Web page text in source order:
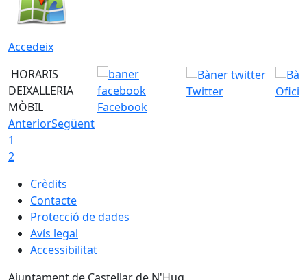
Accedeix
HORARIS
DEIXALLERIA
MÒBIL
Facebook
Twitter
AnteriorSegüent
1
2
Crèdits
Contacte
Protecció de dades
Avís legal
Accessibilitat